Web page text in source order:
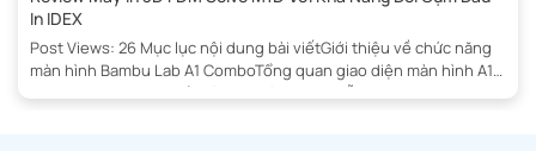
In IDEX
Post Views: 26 Mục lục nội dung bài viếtGiới thiệu về chức năng
màn hình Bambu Lab A1 ComboTổng quan giao diện màn hình A1
SeriesPrint Files – Quản lý file inTính năng hỗ trợ in:Filament –